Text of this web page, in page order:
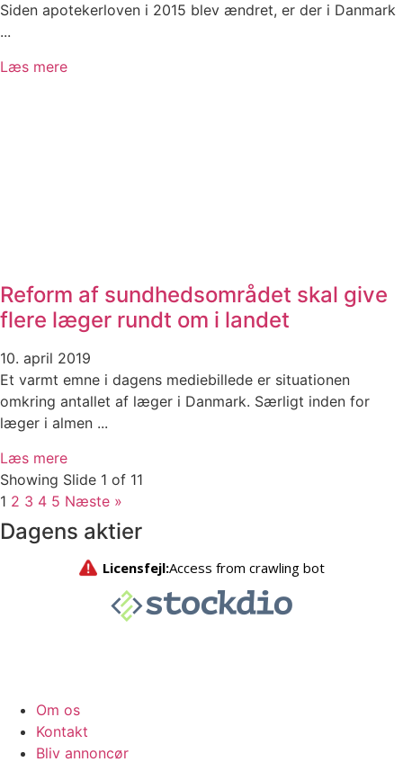
Siden apotekerloven i 2015 blev ændret, er der i Danmark
...
Læs mere
Reform af sundhedsområdet skal give
flere læger rundt om i landet
10. april 2019
Et varmt emne i dagens mediebillede er situationen
omkring antallet af læger i Danmark. Særligt inden for
læger i almen ...
Læs mere
Showing Slide 1 of 11
1 2 3 4 5 Næste »
Dagens aktier
Om os
Kontakt
Bliv annoncør